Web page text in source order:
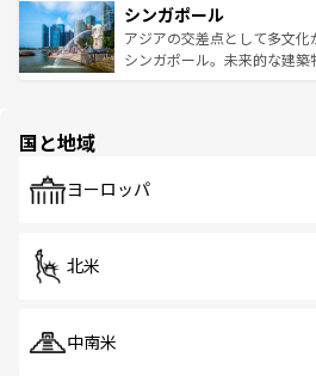
参照してほしい。
激する。気候は一年中温暖で
が待っている。親しみやす
た文化、そして多様な観光
み、どこを訪れても感動する
ており、効率よく見どころ
うな絶景から文化的な体験
シンガポール
アジアの交差点として多文
シンガポール。未来的な建
で、ホーカーズは地元の風情
国と地域
ヨーロッパ
北米
中南米